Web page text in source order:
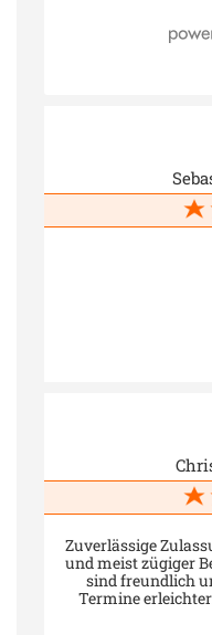
Zuverlässige
und meist zügiger
sind freundlich
Termine